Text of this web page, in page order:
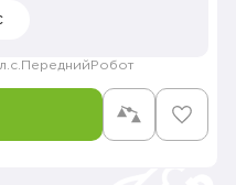
Передний Робот